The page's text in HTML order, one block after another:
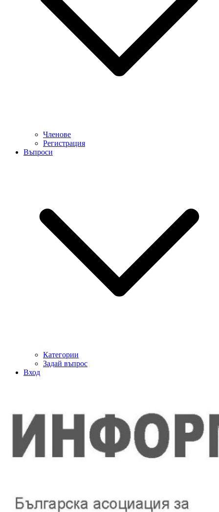
Членове
Регистрация
Въпроси
Категории
Задай въпрос
Вход